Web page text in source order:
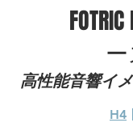
高性能音響イ
H4